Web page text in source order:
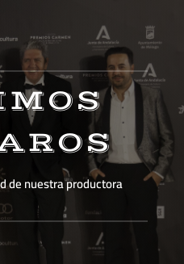
de nuestra productora